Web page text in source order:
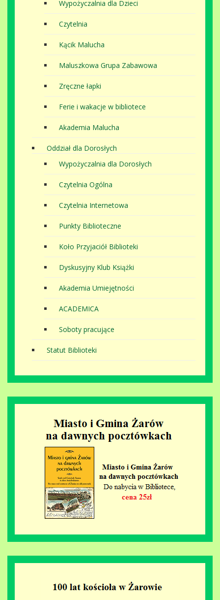
Wypożyczalnia dla Dzieci
Czytelnia
Kącik Malucha
Maluszkowa Grupa Zabawowa
Zręczne łapki
Ferie i wakacje w bibliotece
Akademia Malucha
Oddział dla Dorosłych
Wypożyczalnia dla Dorosłych
Czytelnia Ogólna
Czytelnia Internetowa
Punkty Biblioteczne
Koło Przyjaciół Biblioteki
Dyskusyjny Klub Książki
Akademia Umiejętności
ACADEMICA
Soboty pracujące
Statut Biblioteki